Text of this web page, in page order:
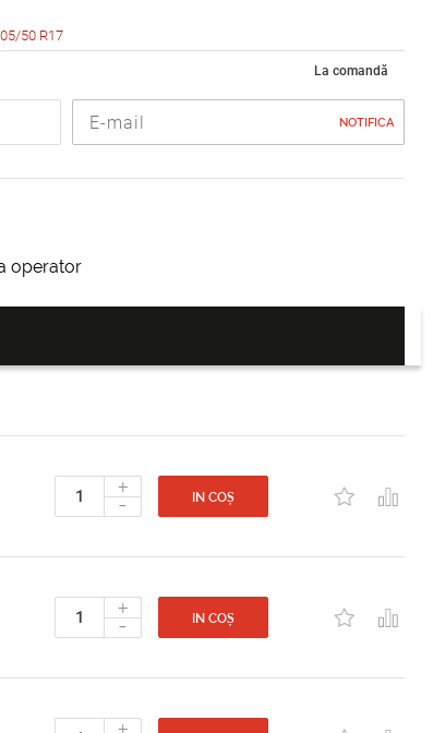
50 R17
La comandă
NOTIFICA
operator
+
- IN COȘ
+
- IN COȘ
+